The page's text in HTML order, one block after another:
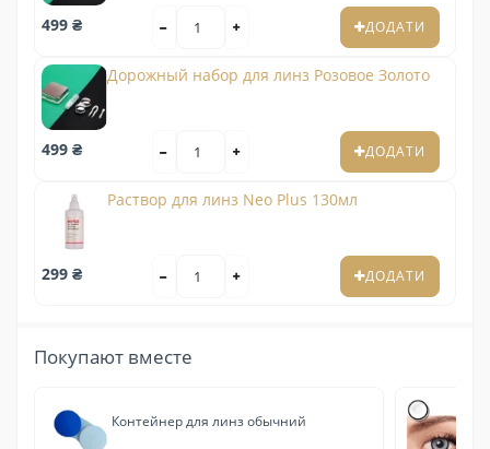
499 ₴ ДОДАТИ
Дорожный набор для линз Розовое Золото
499 ₴ ДОДАТИ
Раствор для линз Neo Plus 130мл
299 ₴ ДОДАТИ
Покупают вместе
Контейнер для линз обычний